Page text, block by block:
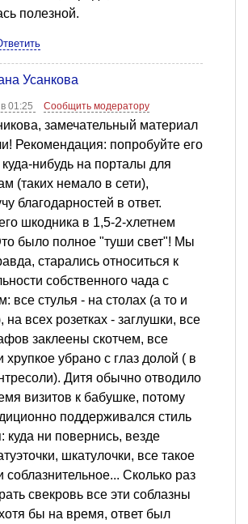
полезной.
Усанкова
01:25
Сообщить модератору
замечательный материал
Рекомендация: попробуйте его
куда-нибудь на порталы для
(таких немало в сети),
благодарностей в ответ.
шкодника в 1,5-2-хлетнем
было полное "туши свет"! Мы
старались относиться к
собственного чада с
все стулья - на столах (а то и
всех розетках - заглушки, все
заклеены скотчем, все
убрано с глаз долой ( в
Дитя обычно отводило
визитов к бабушке, потому
поддерживался стиль
куда ни повернись, везде
шкатулочки, все такое
соблазнительное... Сколько раз
свекровь все эти соблазны
бы на время, ответ был